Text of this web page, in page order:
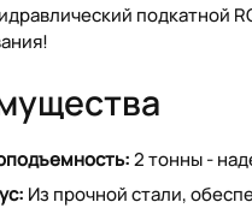
подкатной
2 тонны -
Из прочной стали,